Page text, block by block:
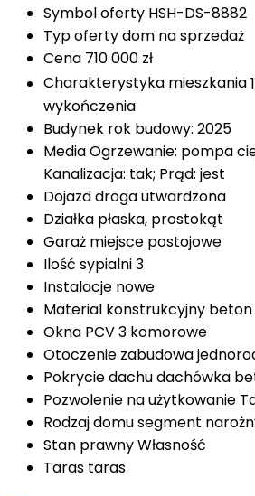
Symbol oferty HSH-DS-8882
Typ ofertydom na sprzedaż
Cena 710 000 zł
Charakterystyka mieszkania
wykończenia
Budynek rok budowy: 2025
MediaOgrzewanie: pompa
Kanalizacja: tak; Prąd: jest
Dojazddroga utwardzona
Działka płaska, prostokąt
Garaż miejsce postojowe
Ilość sypialni3
Instalacje nowe
Material konstrukcyjny
Okna PCV 3 komorowe
Otoczenie zabudowa
Pokrycie dachudachówka
Pozwolenie na użytkowanie
Rodzaj domusegment
Stan prawnyWłasność
Taras taras